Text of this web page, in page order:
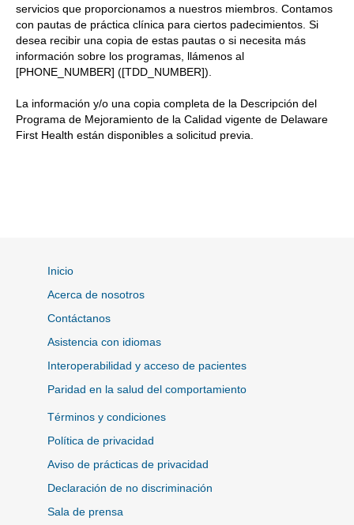
servicios que proporcionamos a nuestros miembros. Contamos
con pautas de práctica clínica para ciertos padecimientos. Si
desea recibir una copia de estas pautas o si necesita más
información sobre los programas, llámenos al
[PHONE_NUMBER] ([TDD_NUMBER]).
La información y/o una copia completa de la Descripción del
Programa de Mejoramiento de la Calidad vigente de Delaware
First Health están disponibles a solicitud previa.
Inicio
Acerca de nosotros
Contáctanos
Asistencia con idiomas
Interoperabilidad y acceso de pacientes
Paridad en la salud del comportamiento
Términos y condiciones
Política de privacidad
Aviso de prácticas de privacidad
Declaración de no discriminación
Sala de prensa